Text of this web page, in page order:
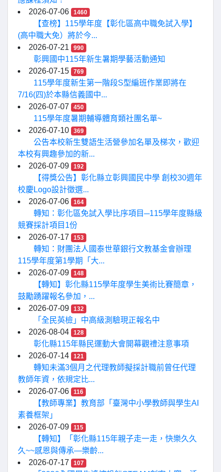
2026-07-06
1460
【查榜】115學年度【彰化區高中職免試入學】
(高中職大免）將於今...
2026-07-21
990
彰興國中115年新生暑期學藝活動通知
2026-07-15
769
115學年度新生第一階段S型編班作業即將在
7/16(四)於本縣信義國中...
2026-07-07
450
115學年度暑期輔導體育類社團名單~
2026-07-10
369
公告本校新生雙語生活營參加名單及梯次，歡迎
本校有興趣參加的新...
2026-07-09
192
【得獎公告】彰化縣立彰興國民中學 創校30週年
校慶Logo設計徵選...
2026-07-06
164
轉知：彰化區免試入學比序項目─115學年度縣級
競賽採計項目1份
2026-07-17
153
轉知：財團法人國泰世華銀行文教基金會辦理
115學年度第1學期「大...
2026-07-09
148
【轉知】彰化縣115學年度學生美術比賽簡章，
鼓勵踴躍報名參加，...
2026-07-09
132
「全民英檢」中高級測驗現正報名中
2026-08-04
128
彰化縣115年縣民運動大會開幕觀禮注意事項
2026-07-14
121
轉知未滿3個月之代理教師擬採計職前曾任代理
教師年資，依規定比...
2026-07-06
116
【教師專業】教育部「臺灣中小學教師與學生AI
素養框架」
2026-07-09
115
【轉知】「彰化縣115年親子走一走，快樂久久
久~~感恩與傳承—樂齡...
2026-07-17
107